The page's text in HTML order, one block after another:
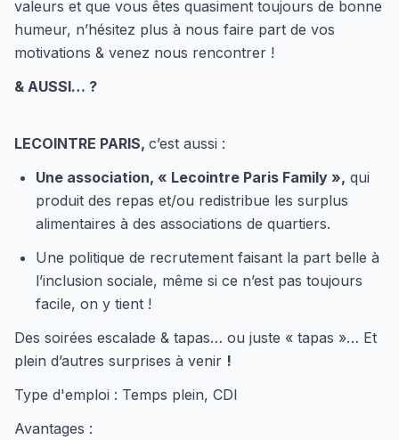
valeurs et que vous êtes quasiment toujours de bonne
humeur, n’hésitez plus à nous faire part de vos
motivations & venez nous rencontrer !
& AUSSI… ?
LECOINTRE PARIS, c’est aussi :
Une association, « Lecointre Paris Family », qui
produit des repas et/ou redistribue les surplus
alimentaires à des associations de quartiers.
Une politique de recrutement faisant la part belle à
l’inclusion sociale, même si ce n’est pas toujours
facile, on y tient !
Des soirées escalade & tapas… ou juste « tapas »… Et
plein d’autres surprises à venir !
Type d'emploi : Temps plein, CDI
Avantages :